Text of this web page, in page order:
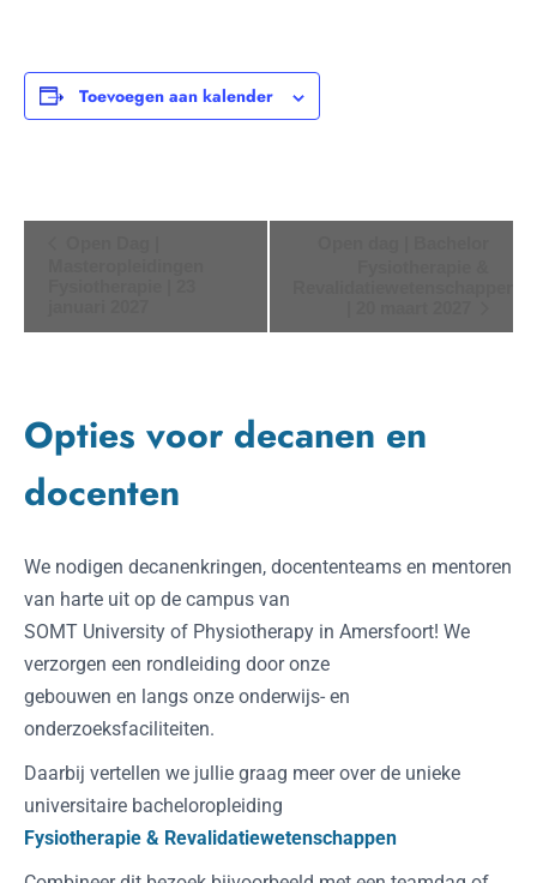
e
u
e
Toevoegen aan kalender
Opties voor decanen en
docenten
We nodigen decanenkringen, docententeams en mentoren
van harte uit op de campus van
SOMT University of Physiotherapy in Amersfoort! We
verzorgen een rondleiding door onze
gebouwen en langs onze onderwijs- en
onderzoeksfaciliteiten.
Daarbij vertellen we jullie graag meer over de unieke
universitaire bacheloropleiding
Fysiotherapie & Revalidatiewetenschappen